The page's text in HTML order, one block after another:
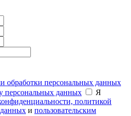
обработки персональных данных
персональных данных
Я
политикой
и пользовательским